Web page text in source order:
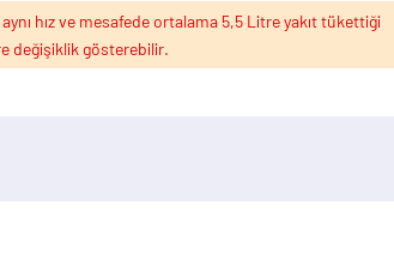
hız ve mesafede ortalama 5,5 Litre yakıt tükettiği
değişiklik gösterebilir.